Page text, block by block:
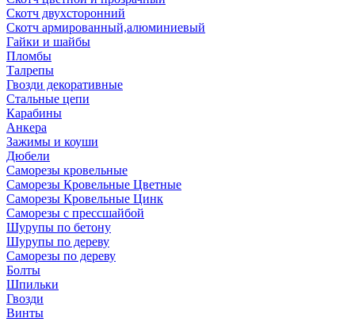
Скотч двухсторонний
Скотч армированный,алюминиевый
Гайки и шайбы
Пломбы
Талрепы
Гвозди декоративные
Стальные цепи
Карабины
Анкера
Зажимы и коуши
Дюбели
Саморезы кровельные
Саморезы Кровельные Цветные
Саморезы Кровельные Цинк
Саморезы с прессшайбой
Шурупы по бетону
Шурупы по дереву
Саморезы по дереву
Болты
Шпильки
Гвозди
Винты